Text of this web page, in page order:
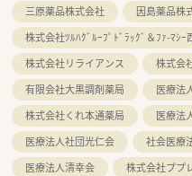
三原薬品株式会社
因島薬品株
株式会社ﾂﾙﾊｸﾞﾙｰﾌﾟﾄﾞﾗｯｸﾞ＆ﾌｧ-ﾏｼｰ
株式会社リライアンス
株式会
有限会社大黒調剤薬局
医療法
株式会社くれ本通薬局
医療法
医療法人社団光仁会
社会医療
医療法人清幸会
株式会社ププ